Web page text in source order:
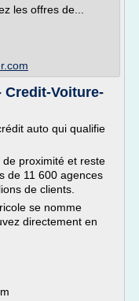
les offres de...
Credit-Voiture-
auto qui qualifie
proximité et reste
de 11 600 agences
de clients.
se nomme
directement en